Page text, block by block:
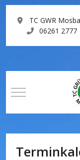
TC GWR
06261 2777
Mobile Menu Toggle